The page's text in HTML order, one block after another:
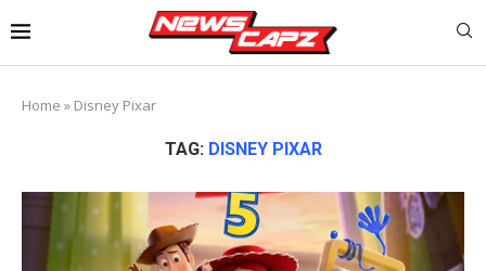
Home » Disney Pixar
TAG: DISNEY PIXAR